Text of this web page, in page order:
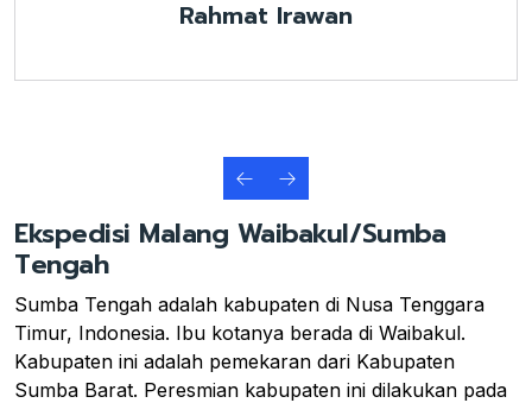
Rahmat Irawan
Ekspedisi Malang Waibakul/Sumba
Tengah
Sumba Tengah adalah kabupaten di Nusa Tenggara
Timur, Indonesia. Ibu kotanya berada di Waibakul.
Kabupaten ini adalah pemekaran dari Kabupaten
Sumba Barat. Peresmian kabupaten ini dilakukan pada